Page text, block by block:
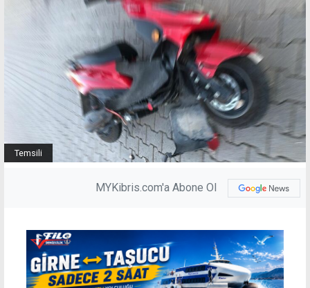
Temsili
MYKibris.com'a Abone Ol